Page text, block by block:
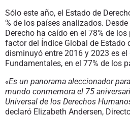
Sólo este año, el Estado de
% de los países analizados.
Derecho ha caído en el 78% de
factor del Índice Global de Estado
disminuyó entre 2016 y 2023 es el
Fundamentales, en el 77% de los
«Es un panorama aleccionador
mundo conmemora el 75
Universal de los Derechos
declaró Elizabeth Andersen,